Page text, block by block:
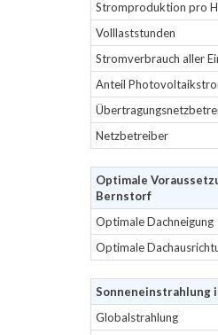
Stromproduktion pro
Volllaststunden
Stromverbrauch aller
Anteil
Netzbetreiber
Optimale
Bernstorf
Optimale Dachneigung
Optimale
Sonneneinstrahlung
Globalstrahlung